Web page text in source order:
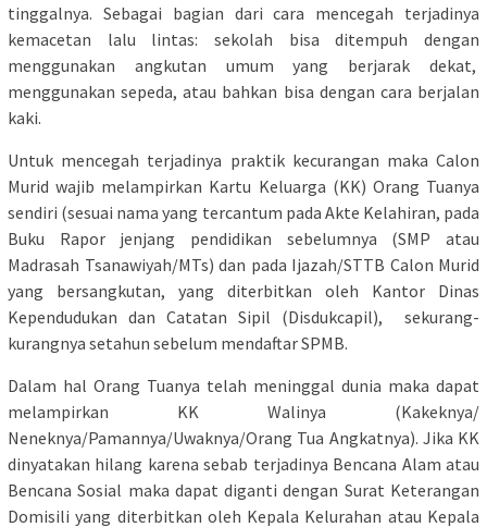
tinggalnya. Sebagai bagian dari cara mencegah terjadinya
kemacetan lalu lintas: sekolah bisa ditempuh dengan
menggunakan angkutan umum yang berjarak dekat,
menggunakan sepeda, atau bahkan bisa dengan cara berjalan
kaki.
Untuk mencegah terjadinya praktik kecurangan maka Calon
Murid wajib melampirkan Kartu Keluarga (KK) Orang Tuanya
sendiri (sesuai nama yang tercantum pada Akte Kelahiran, pada
Buku Rapor jenjang pendidikan sebelumnya (SMP atau
Madrasah Tsanawiyah/MTs) dan pada Ijazah/STTB Calon Murid
yang bersangkutan, yang diterbitkan oleh Kantor Dinas
Kependudukan dan Catatan Sipil (Disdukcapil), sekurang-
kurangnya setahun sebelum mendaftar SPMB.
Dalam hal Orang Tuanya telah meninggal dunia maka dapat
melampirkan KK Walinya (Kakeknya/
Neneknya/Pamannya/Uwaknya/Orang Tua Angkatnya). Jika KK
dinyatakan hilang karena sebab terjadinya Bencana Alam atau
Bencana Sosial maka dapat diganti dengan Surat Keterangan
Domisili yang diterbitkan oleh Kepala Kelurahan atau Kepala